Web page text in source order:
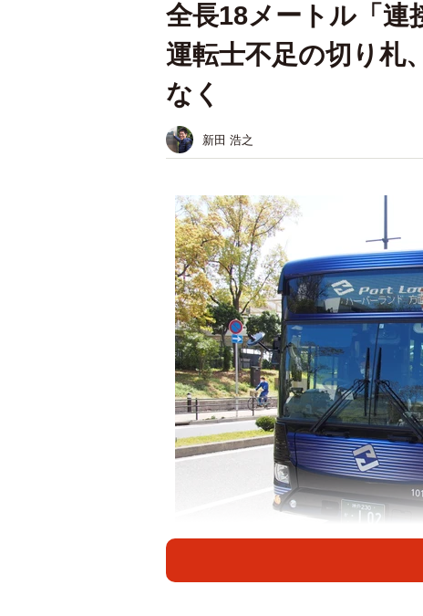
全長18メートル「
運転士不足の切り札
なく
新田 浩之